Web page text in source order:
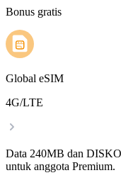
Bonus gratis
Global eSIM
4G/LTE
Data 240MB dan
untuk anggota Premium.